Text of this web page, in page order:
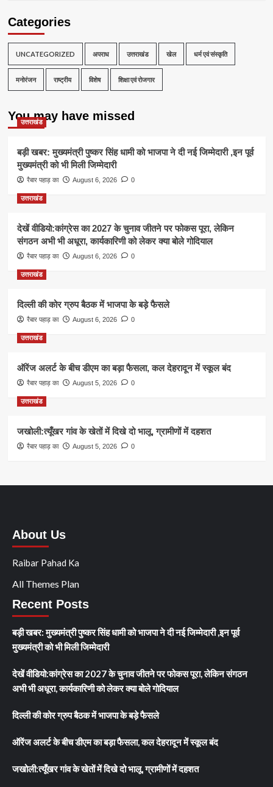
Categories
UNCATEGORIZED अपराध उत्तराखंड खेल धर्म एवं संस्कृति
मनोरंजन राष्ट्रीय विशेष शिक्षा एवं रोजगार
You may have missed
उत्तराखंड
बड़ी खबर: मुख्यमंत्री पुष्कर सिंह धामी को भाजपा ने दी नई जिम्मेदारी ,इन पूर्व
मुख्यमंत्री को भी मिली जिम्मेदारी
रैबार पहाड़ का August 6, 2026 0
उत्तराखंड
देखें वीडियो:कांग्रेस का 2027 के चुनाव जीतने पर फोकस पूरा, लेकिन
संगठन अभी भी अधूरा, कार्यकारिणी को लेकर क्या बोले गोदियाल
रैबार पहाड़ का August 6, 2026 0
उत्तराखंड
दिल्ली की कोर ग्रुप बैठक में भाजपा के बड़े फैसले
रैबार पहाड़ का August 6, 2026 0
उत्तराखंड
ऑरेंज अलर्ट के बीच डीएम का बड़ा फैसला, कल देहरादून में स्कूल बंद
रैबार पहाड़ का August 5, 2026 0
उत्तराखंड
जखोली:त्यूँखर गांव के खेतों में दिखे दो भालू, ग्रामीणों में दहशत
रैबार पहाड़ का August 5, 2026 0
About Us
Raibar Pahad Ka
All Themes Plan
Recent Posts
बड़ी खबर: मुख्यमंत्री पुष्कर सिंह धामी को भाजपा ने दी नई जिम्मेदारी ,इन पूर्व
मुख्यमंत्री को भी मिली जिम्मेदारी
देखें वीडियो:कांग्रेस का 2027 के चुनाव जीतने पर फोकस पूरा, लेकिन संगठन
अभी भी अधूरा, कार्यकारिणी को लेकर क्या बोले गोदियाल
दिल्ली की कोर ग्रुप बैठक में भाजपा के बड़े फैसले
ऑरेंज अलर्ट के बीच डीएम का बड़ा फैसला, कल देहरादून में स्कूल बंद
जखोली:त्यूँखर गांव के खेतों में दिखे दो भालू, ग्रामीणों में दहशत